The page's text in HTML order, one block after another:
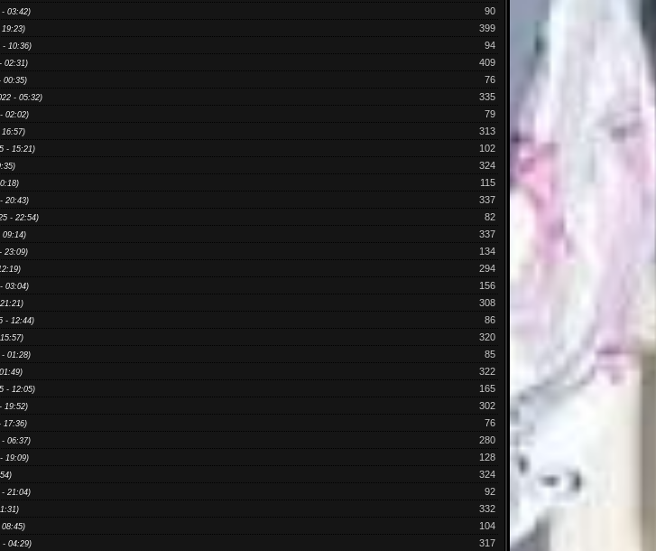
90
03:42)
399
19:23)
94
- 10:36)
409
02:31)
76
00:35)
335
- 05:32)
79
02:02)
313
102
- 15:21)
324
115
337
20:43)
82
- 22:54)
337
09:14)
134
23:09)
294
156
03:04)
308
86
- 12:44)
320
85
01:28)
322
165
- 12:05)
302
19:52)
76
17:36)
280
06:37)
128
19:09)
324
92
21:04)
332
104
317
- 04:29)